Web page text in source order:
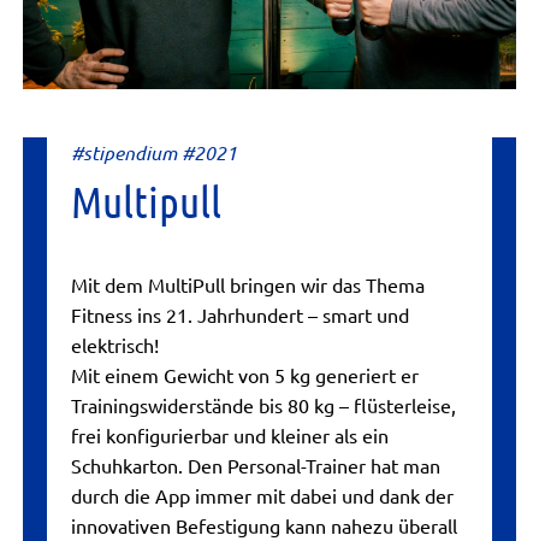
#stipendium #2021
Multipull
Mit dem MultiPull bringen wir das Thema
Fitness ins 21. Jahrhundert – smart und
elektrisch!
Mit einem Gewicht von 5 kg generiert er
Trainingswiderstände bis 80 kg – flüsterleise,
frei konfigurierbar und kleiner als ein
Schuhkarton. Den Personal-Trainer hat man
durch die App immer mit dabei und dank der
innovativen Befestigung kann nahezu überall